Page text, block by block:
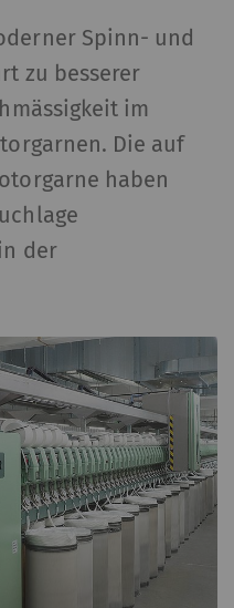
Spinn- und
zu besserer
im
Die auf
haben
der